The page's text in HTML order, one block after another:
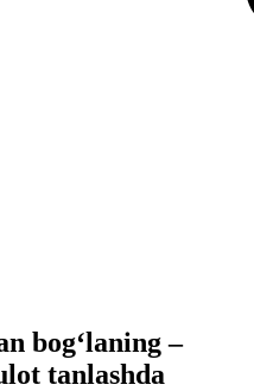
bog‘laning –
tanlashda